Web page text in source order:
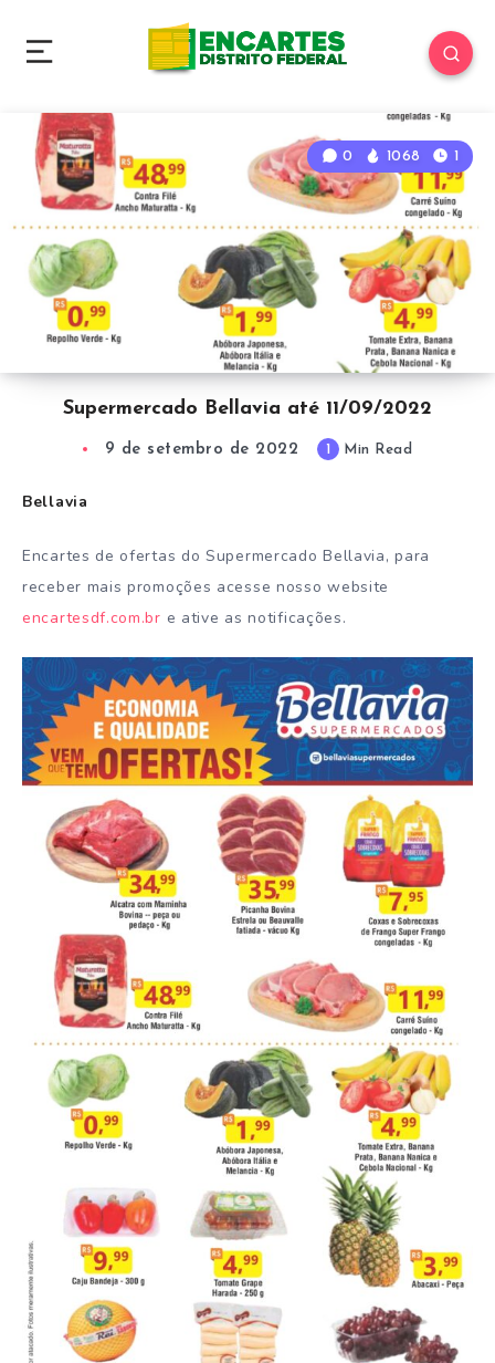
0 1068 1
Supermercado Bellavia até 11/09/2022
9 de setembro de 2022 1 Min Read
Bellavia
Encartes de ofertas do Supermercado Bellavia, para
receber mais promoções acesse nosso website
encartesdf.com.br e ative as notificações.